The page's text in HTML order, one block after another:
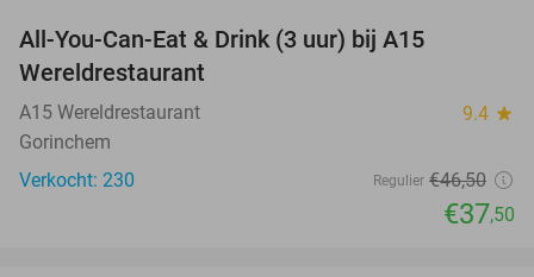
All-You-Can-Eat & Drink (3 uur) bij A15
Wereldrestaurant
A15 Wereldrestaurant 9.4 star
Gorinchem
Verkocht: 230
Regulier €46,50
€37,50